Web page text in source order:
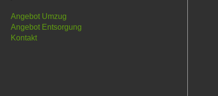
Angebot Umzug
Angebot Entsorgung
Kontakt